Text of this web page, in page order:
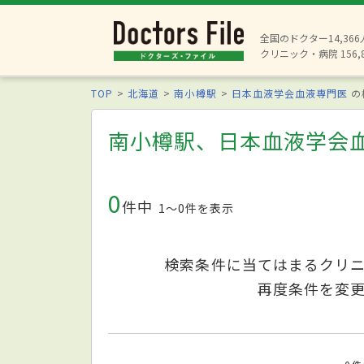
全国のドクター14,366
クリニック・病院
TOP 北海道 南小樽駅 日本血液学会血液専門医
南小樽駅、日本血液学会
0件中 1〜0件を表示
検索条件に当てはまるクリ
再度条件を変